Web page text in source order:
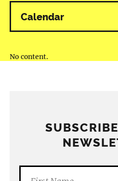
Calendar
No content.